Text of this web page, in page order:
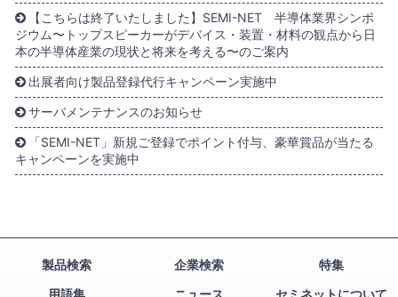
【こちらは終了いたしました】SEMI-NET 半導体業界シンポ
ジウム〜トップスピーカーがデバイス・装置・材料の観点から日
本の半導体産業の現状と将来を考える〜のご案内
出展者向け製品登録代行キャンペーン実施中
サーバメンテナンスのお知らせ
「SEMI-NET」新規ご登録でポイント付与、豪華賞品が当たる
キャンペーンを実施中
製品検索 企業検索
特集
用語集
ニュース セミネットについて